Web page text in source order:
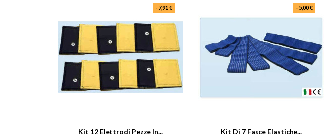
Kit 12 Elettrodi Pezze In...
- 7,91 €
Kit Di 7 Fasce Elastiche...
- 5,00 €